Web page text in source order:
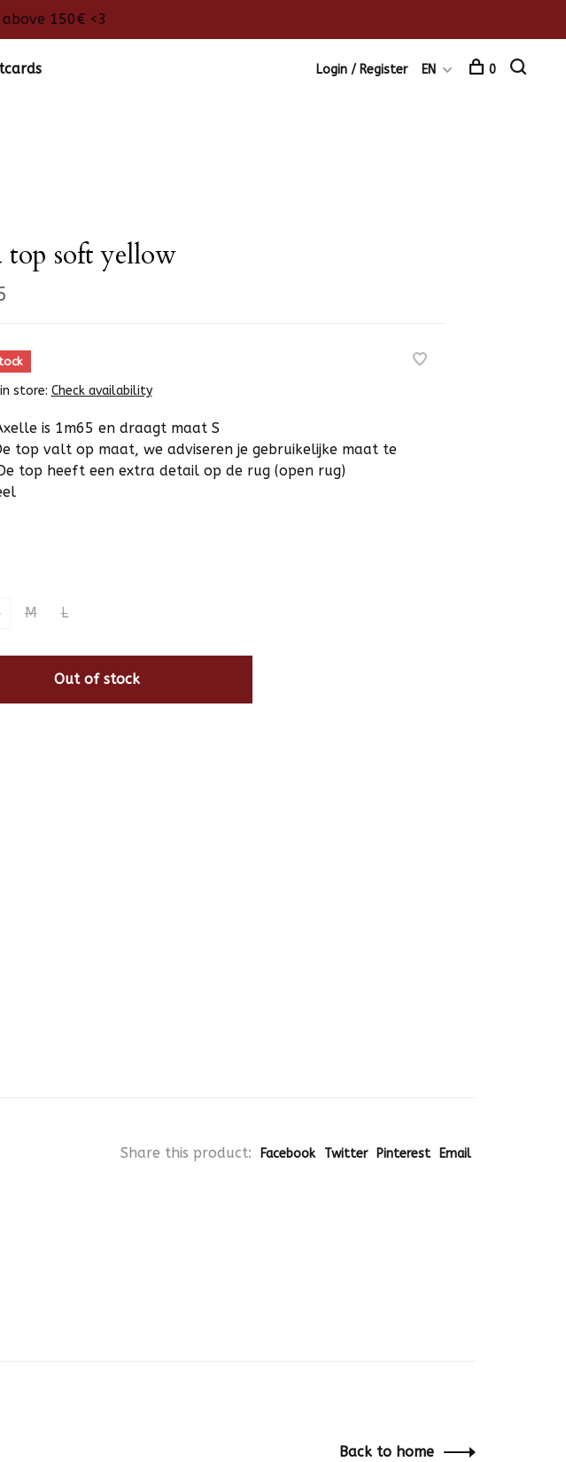
150€ <3
Login / Register EN 0
top soft yellow
store: Check availability
is 1m65 en draagt maat S
top valt op maat, we adviseren je gebruikelijke maat te
top heeft een extra detail op de rug (open rug)
M L
Out of stock
Share this product: Facebook Twitter Pinterest Email
Back to home